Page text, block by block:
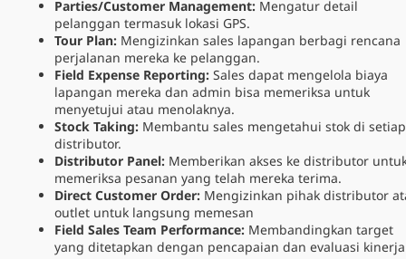
Parties/Customer Management: Mengatur detail
pelanggan termasuk lokasi GPS.
Tour Plan: Mengizinkan sales lapangan berbagi rencana
perjalanan mereka ke pelanggan.
Field Expense Reporting: Sales dapat mengelola biaya
lapangan mereka dan admin bisa memeriksa untuk
menyetujui atau menolaknya.
Stock Taking: Membantu sales mengetahui stok di setiap
distributor.
Distributor Panel: Memberikan akses ke distributor
memeriksa pesanan yang telah mereka terima.
Direct Customer Order: Mengizinkan pihak distributor
outlet untuk langsung memesan
Field Sales Team Performance: Membandingkan target
yang ditetapkan dengan pencapaian dan evaluasi kinerja